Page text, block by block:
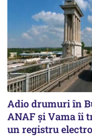
Adio drumuri în
ANAF și Vama îi
un registru